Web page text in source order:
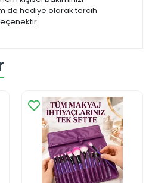
de hediye olarak tercih